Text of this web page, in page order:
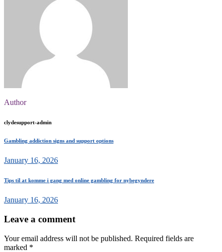
Author
clydesupport-admin
Gambling addiction signs and support options
January 16, 2026
Tips til at komme i gang med online gambling for nybegyndere
January 16, 2026
Leave a comment
Your email address will not be published. Required fields are
marked *